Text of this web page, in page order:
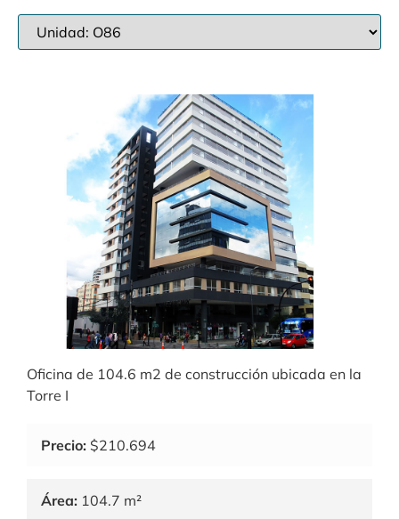
Oficina de 104.6 m2 de construcción ubicada en la
Torre I
Precio: $210.694
Área: 104.7 m²